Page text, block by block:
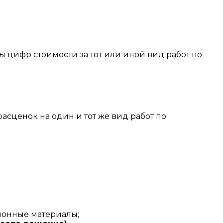
стоимости за тот или иной вид работ по
на один и тот же вид работ по
материалы;